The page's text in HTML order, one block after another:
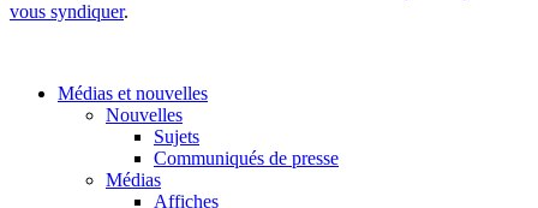
vous syndiquer.
Médias et nouvelles
Nouvelles
Sujets
Communiqués de presse
Médias
Affiches